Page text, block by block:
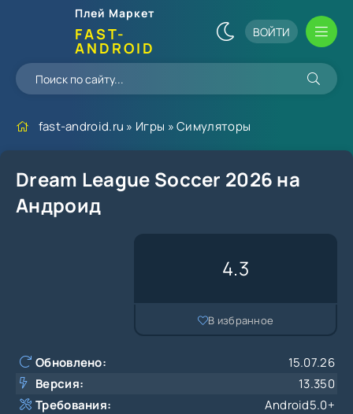
Плей Маркет
FAST-
ANDROID
ВОЙТИ
fast-android.ru » Игры »Симуляторы
Dream League Soccer 2026 на
Андроид
Обновлено:
15.07.26
Версия:
13.350
Требования:
Android5.0+
4.3
В избранное